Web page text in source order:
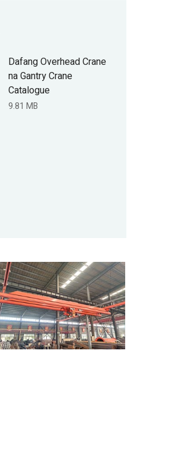
Dafang Overhead Crane
na Gantry Crane
Catalogue
9.81 MB